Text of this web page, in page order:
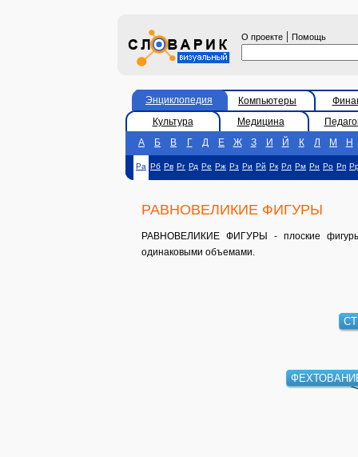
О проекте | Помощь
Энциклопедия Компьютеры
Культура
Медицина
А
Б В Г Д Е Ж З И Й К Л М Н
Ра Рб Рв Рг Рд Ре Рж Рз Ри Рй Рк Рл Рм Рн Ро Рп
РАВНОВЕЛИКИЕ ФИГУРЫ
РАВНОВЕЛИКИЕ ФИГУРЫ - плоские
одинаковыми объемами.